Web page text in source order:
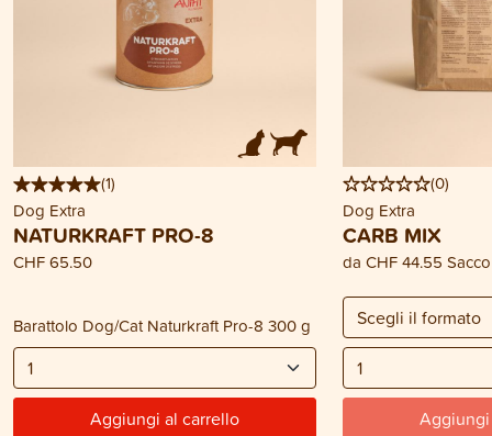
(1)
Dog Extra
NATURKRAFT PRO-8
CHF 65.50
Barattolo Dog/Cat Naturkraft Pro-8 300 g
Aggiungi al carrello
(0)
Dog Extra
CARB MIX
da CHF 44.55